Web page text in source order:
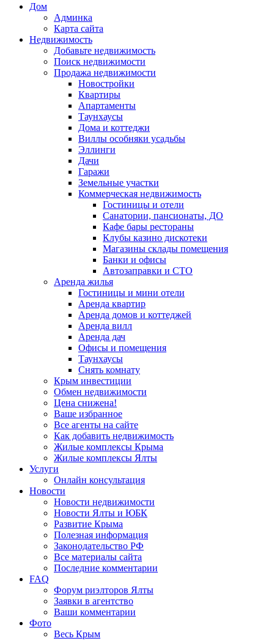
Дом
Админка
Карта сайта
Недвижимость
Добавьте недвижимость
Поиск недвижимости
Продажа недвижимости
Новостройки
Квартиры
Апартаменты
Таунхаусы
Дома и коттеджи
Виллы особняки усадьбы
Эллинги
Дачи
Гаражи
Земельные участки
Коммерческая недвижимость
Гостиницы и отели
Санатории, пансионаты, ДО
Кафе бары рестораны
Клубы казино дискотеки
Магазины склады помещения
Банки и офисы
Автозаправки и СТО
Аренда жилья
Гостиницы и мини отели
Аренда квартир
Аренда домов и коттеджей
Аренда вилл
Аренда дач
Офисы и помещения
Таунхаусы
Снять комнату
Крым инвестиции
Обмен недвижимости
Цена снижена!
Ваше избранное
Все агенты на сайте
Как добавить недвижимость
Жилые комплексы Крыма
Жилые комплексы Ялты
Услуги
Онлайн консультация
Новости
Новости недвижимости
Новости Ялты и ЮБК
Развитие Крыма
Полезная информация
Законодательство РФ
Все материалы сайта
Последние комментарии
FAQ
Форум риэлторов Ялты
Заявки в агентство
Ваши комментарии
Фото
Весь Крым